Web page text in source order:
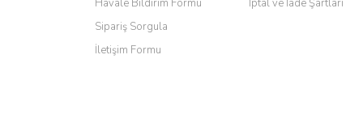
Bu ürüne benzer farklı alternatifler olmalı.
Sipariş Sorgula
İletişim Formu